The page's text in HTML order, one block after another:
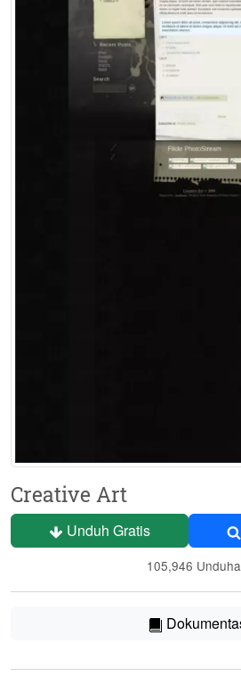
Creative Art
Unduh Gratis
105,946